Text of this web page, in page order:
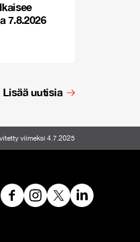
7.8.2026
Lisää uutisia
viimeksi 4.7.2025